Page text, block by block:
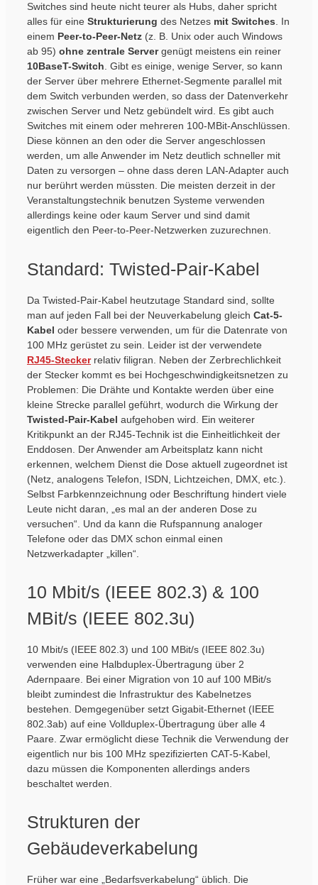
Switches sind heute nicht teurer als Hubs, daher spricht
alles für eine Strukturierung des Netzes mit Switches. In
einem Peer-to-Peer-Netz (z. B. Unix oder auch Windows
ab 95) ohne zentrale Servergenügt meistens ein reiner
10BaseT-Switch. Gibt es einige, wenige Server, so kann
der Server über mehrere Ethernet-Segmente parallel mit
dem Switch verbunden werden, so dass der Datenverkehr
zwischen Server und Netz gebündelt wird. Es gibt auch
Switches mit einem oder mehreren 100-MBit-Anschlüssen.
Diese können an den oder die Server angeschlossen
werden, um alle Anwender im Netz deutlich schneller mit
Daten zu versorgen – ohne dass deren LAN-Adapter auch
nur berührt werden müssten. Die meisten derzeit in der
Veranstaltungstechnik benutzen Systeme verwenden
allerdings keine oder kaum Server und sind damit
eigentlich den Peer-to-Peer-Netzwerken zuzurechnen.
Standard: Twisted-Pair-Kabel
Da Twisted-Pair-Kabel heutzutage Standard sind, sollte
man auf jeden Fall bei der Neuverkabelung gleich Cat-5-
Kabel oder bessere verwenden, um für die Datenrate von
100 MHz gerüstet zu sein. Leider ist der verwendete
RJ45-Steckerrelativ filigran. Neben der Zerbrechlichkeit
der Stecker kommt es bei Hochgeschwindigkeitsnetzen zu
Problemen: Die Drähte und Kontakte werden über eine
kleine Strecke parallel geführt, wodurch die Wirkung der
Twisted-Pair-Kabel aufgehoben wird. Ein weiterer
Kritikpunkt an der RJ45-Technik ist die Einheitlichkeit der
Enddosen. Der Anwender am Arbeitsplatz kann nicht
erkennen, welchem Dienst die Dose aktuell zugeordnet ist
(Netz, analogens Telefon, ISDN, Lichtzeichen, DMX, etc.).
Selbst Farbkennzeichnung oder Beschriftung hindert viele
Leute nicht daran, „es mal an der anderen Dose zu
versuchen“. Und da kann die Rufspannung analoger
Telefone oder das DMX schon einmal einen
Netzwerkadapter „killen“.
10 Mbit/s (IEEE 802.3) & 100
MBit/s (IEEE 802.3u)
10 Mbit/s (IEEE 802.3) und 100 MBit/s (IEEE 802.3u)
verwenden eine Halbduplex-Übertragung über 2
Adernpaare. Bei einer Migration von 10 auf 100 MBit/s
bleibt zumindest die Infrastruktur des Kabelnetzes
bestehen. Demgegenüber setzt Gigabit-Ethernet (IEEE
802.3ab) auf eine Vollduplex-Übertragung über alle 4
Paare. Zwar ermöglicht diese Technik die Verwendung der
eigentlich nur bis 100 MHz spezifizierten CAT-5-Kabel,
dazu müssen die Komponenten allerdings anders
beschaltet werden.
Strukturen der
Gebäudeverkabelung
Früher war eine „Bedarfsverkabelung“ üblich. Die